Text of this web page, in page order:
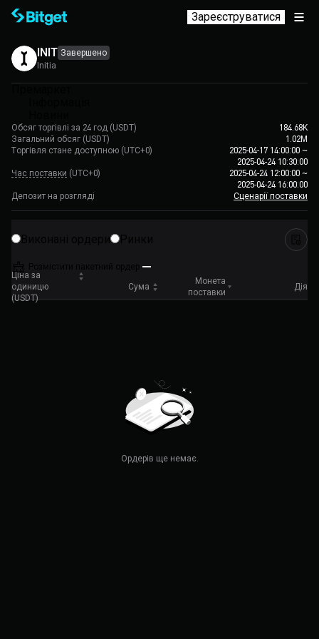
Зареєструватися
INIT Завершено
Initia
Обсяг торгівлі за 24 год (USDT)
184.68K
Загальний обсяг (USDT)
1.02M
Торгівля стане доступною (UTC+0) 2025-04-17 14:00:00 ~
2025-04-24 10:30:00
Час поставки (UTC+0) 2025-04-24 12:00:00 ~
2025-04-24 16:00:00
Депозит на розгляді
Сценарії поставки
Ціна за
одиницю
(USDT)
Сума
Монета
поставки
Дія
Ордерів ще немає.